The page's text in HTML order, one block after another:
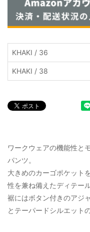
KHAKI / 36
KHAKI / 38
ワークウェアの機能性と
パンツ。
大きめのカーゴポケット
性を兼ね備えたディテー
裾にはボタン付きのアジ
とテーパードシルエット